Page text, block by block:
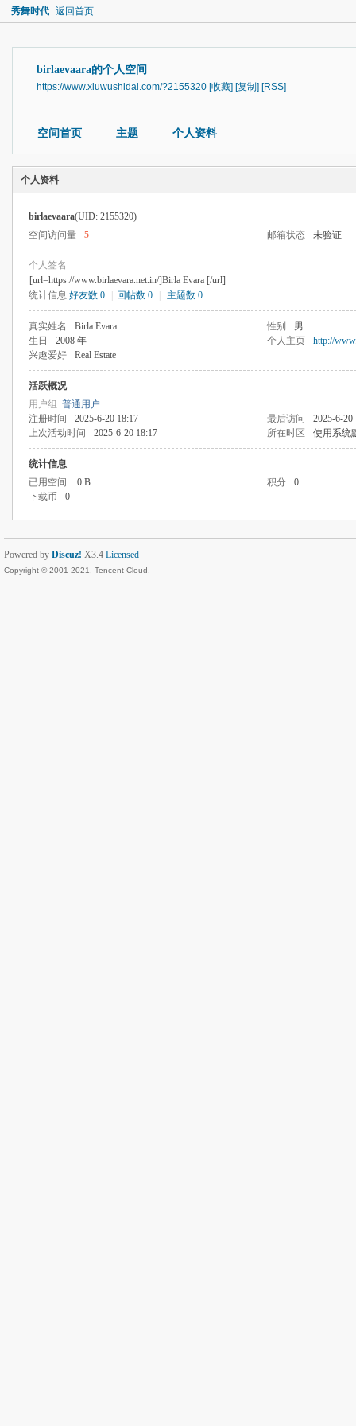
秀舞时代 返回首页
birlaevaara的个人空间
https://www.xiuwushidai.com/?2155320 [收藏] [复制] [RSS]
空间首页 主题 个人资料
个人资料
birlaevaara(UID: 2155320)
空间访问量
5 邮箱状态 未验证
个人签名
[url=https://www.birlaevara.net.in/]Birla Evara [/url]
统计信息 好友数 0 回帖数 0 主题数 0
真实姓名 Birla Evara 性别
男
生日
2008 年 个人主页
http://
兴趣爱好
Real Estate
活跃概况
用户组 普通用户
注册时间
2025-6-20 18:17 最后访问
2025-6-20
上次活动时间
2025-6-20 18:17 所在时区 使用系统
统计信息
已用空间
0 B 积分
0
下载币
0
Powered by Discuz! X3.4 Licensed
Copyright © 2001-2021, Tencent Cloud.